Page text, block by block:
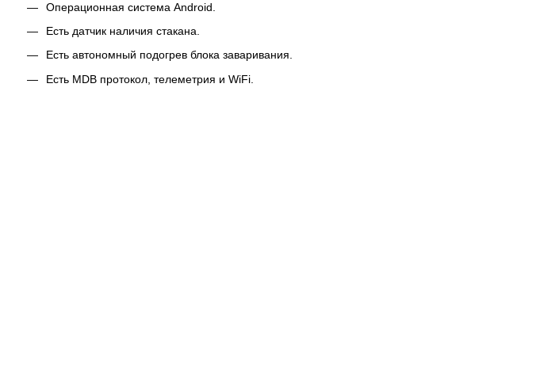
Операционная система Android.
Есть датчик наличия стакана.
Есть автономный подогрев блока заваривания.
Есть MDB протокол, телеметрия и WiFi.